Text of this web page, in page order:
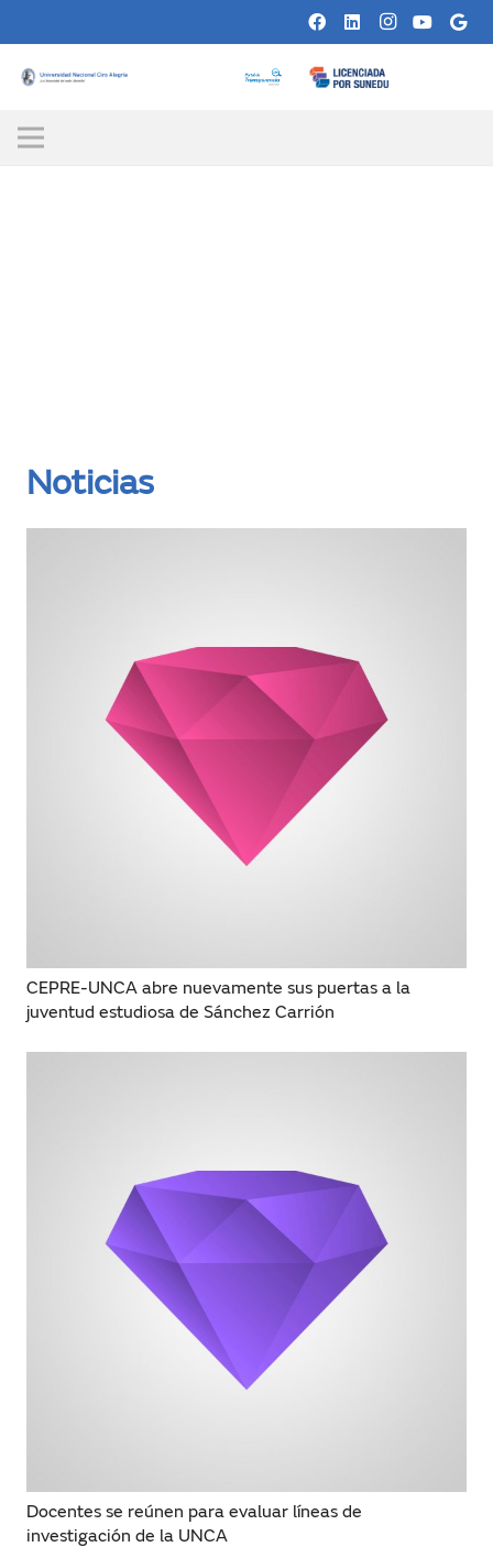
Noticias
CEPRE-UNCA abre nuevamente sus puertas a la
juventud estudiosa de Sánchez Carrión
Docentes se reúnen para evaluar líneas de
investigación de la UNCA